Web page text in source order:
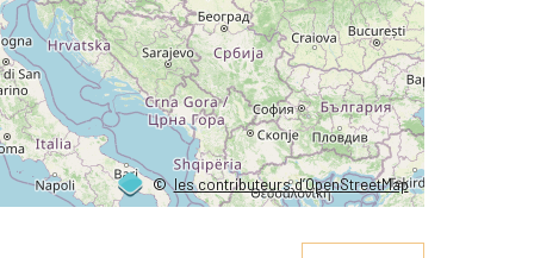
©les contributeurs d’OpenStreetMap